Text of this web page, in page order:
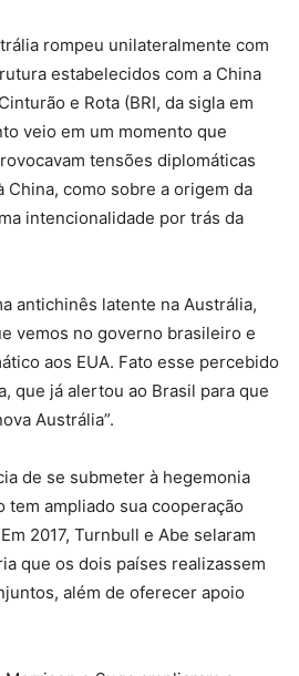
rompeu unilateralmente com
estabelecidos com a China
e Rota (BRI, da sigla em
veio em um momento que
tensões diplomáticas
China, como sobre a origem da
intencionalidade por trás da
antichinês latente na Austrália,
vemos no governo brasileiro e
aos EUA. Fato esse percebido
que já alertou ao Brasil para que
Austrália”.
de se submeter à hegemonia
tem ampliado sua cooperação
2017, Turnbull e Abe selaram
que os dois países realizassem
além de oferecer apoio